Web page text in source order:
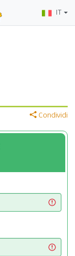
IT
Condividi